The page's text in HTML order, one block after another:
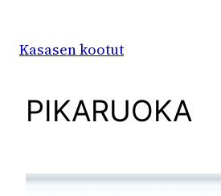
Kasasen kootut
PIKARUOKA